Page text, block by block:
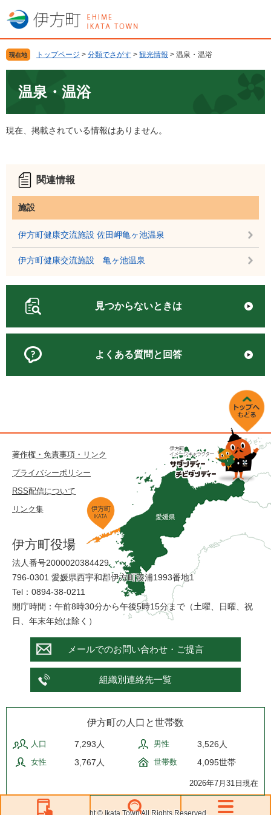
ー
先
頭
ニ
を
飛
文
現在地 トップページ > 分類でさがす > 観光情報 > 温泉・温浴
温泉・温浴
現在、掲載されている情報はありません。
関連情報
施設
伊方町健康交流施設 佐田岬亀ヶ池温泉
伊方町健康交流施設 亀ヶ池温泉
見つからないときは
よくある質問と回答
著作権・免責事項・リンク
プライバシーポリシー
RSS配信について
リンク集
伊方町役場
法人番号2000020384429
796-0301 愛媛県西宇和郡伊方町湊浦1993番地1
Tel：0894-38-0211
開庁時間：午前8時30分から午後5時15分まで（土曜、日曜、祝
日、年末年始は除く）
メールでのお問い合わせ・ご提言
組織別連絡先一覧
伊方町の人口と世帯数
人口 7,293人 男性 3,526人
女性 3,767人 世帯数 4,095世帯
2026年7月31日現在
Copyright © Ikata Town All Rights Reserved.